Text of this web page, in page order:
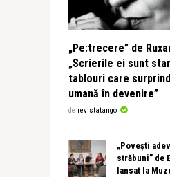
„Pe:trecere” de
„Scrierile ei sunt
tablouri care
umană în devenire”
de revistatango
„Povești
străbuni” de
lansat la